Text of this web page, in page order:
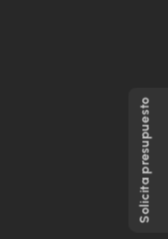
Solicita presupuesto